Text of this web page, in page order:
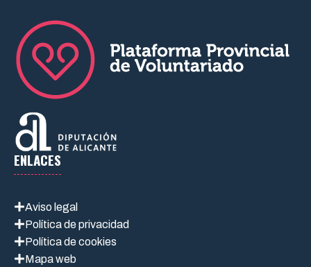
ENLACES
Aviso legal
Política de privacidad
Política de cookies
Mapa web